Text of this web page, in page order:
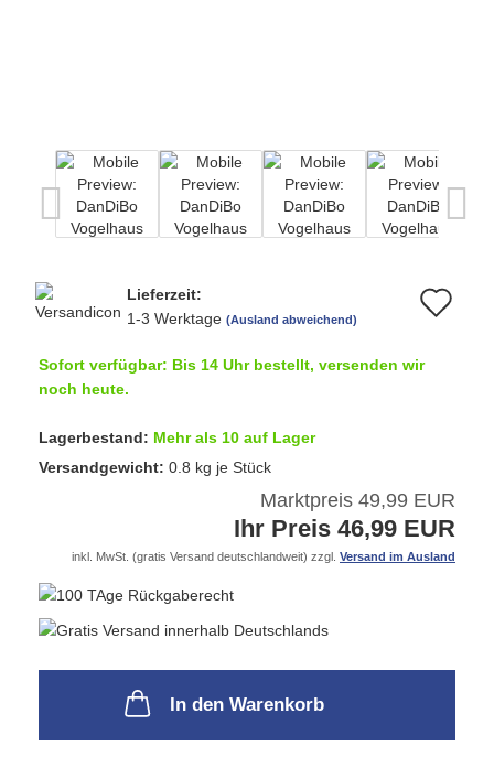
Lieferzeit:
1-3 Werktage (Ausland abweichend)
Sofort verfügbar: Bis 14 Uhr bestellt, versenden wir
noch heute.
Lagerbestand: Mehr als 10 auf Lager
Versandgewicht: 0.8 kg je Stück
Marktpreis 49,99 EUR
Ihr Preis 46,99 EUR
inkl. MwSt. (gratis Versand deutschlandweit) zzgl. Versand im Ausland
In den Warenkorb